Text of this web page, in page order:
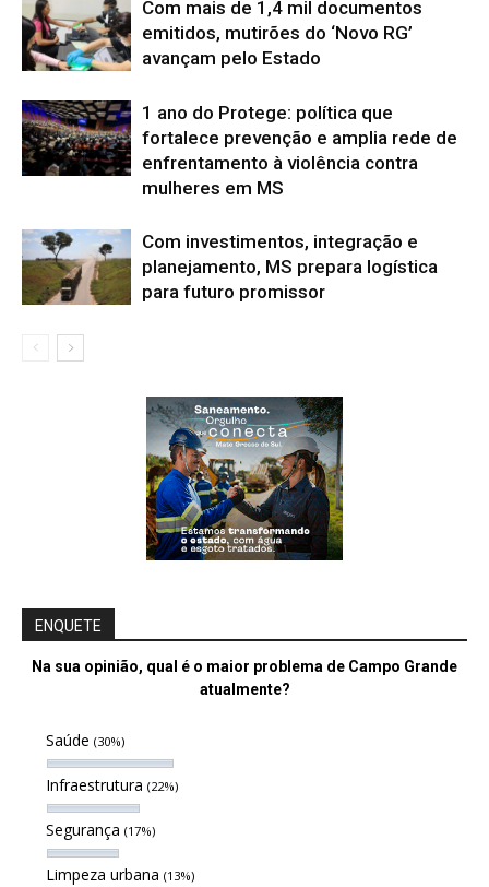
Com mais de 1,4 mil documentos
emitidos, mutirões do ‘Novo RG’
avançam pelo Estado
1 ano do Protege: política que
fortalece prevenção e amplia rede de
enfrentamento à violência contra
mulheres em MS
Com investimentos, integração e
planejamento, MS prepara logística
para futuro promissor
ENQUETE
Na sua opinião, qual é o maior problema de Campo Grande
atualmente?
Saúde (30%)
Infraestrutura (22%)
Segurança (17%)
Limpeza urbana (13%)